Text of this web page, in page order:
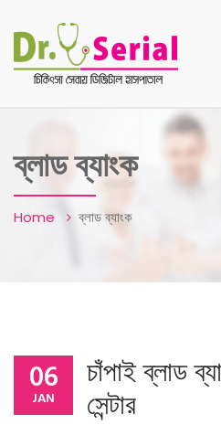
ব্লাড ব্যাংক
Home ব্লাড ব্যাংক
06
JAN
চাঁপাই ব্লাড
সেন্টার